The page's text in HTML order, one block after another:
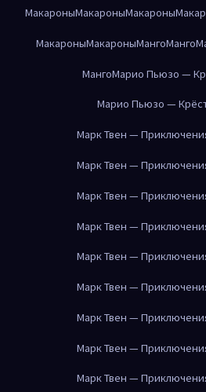
МакароныМакароныМакароны
МакароныМакароныМангоМанго
МангоМарио Пьюзо —
Марио Пьюзо —
Марк Твен —
Марк Твен —
Марк Твен —
Марк Твен —
Марк Твен —
Марк Твен —
Марк Твен —
Марк Твен —
Марк Твен —